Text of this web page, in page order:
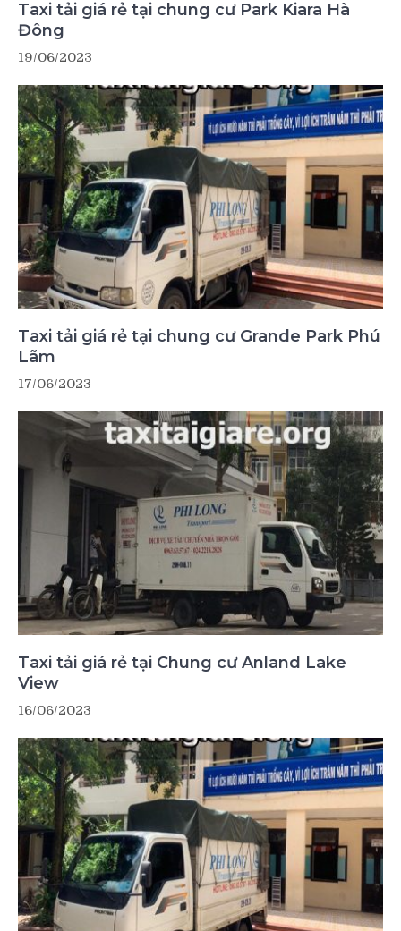
Taxi tải giá rẻ tại chung cư Park Kiara Hà
Đông
19/06/2023
Taxi tải giá rẻ tại chung cư Grande Park Phú
Lãm
17/06/2023
Taxi tải giá rẻ tại Chung cư Anland Lake
View
16/06/2023